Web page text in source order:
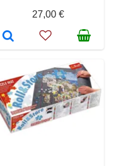
27,00 €